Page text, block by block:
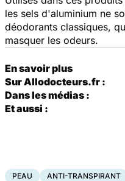
les sels d'aluminium ne
déodorants classiques,
masquer les odeurs.
En savoir plus
Sur Allodocteurs.fr :
Dans les médias :
Et aussi :
PEAU ANTI-TRANSPIRANT